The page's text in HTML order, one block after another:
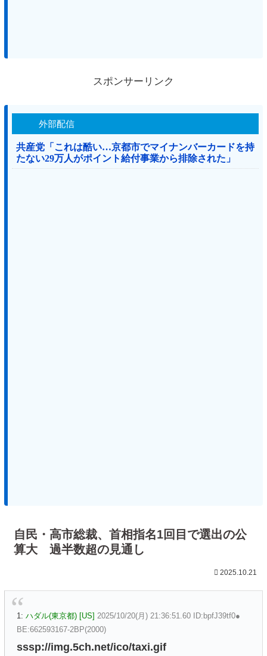
スポンサーリンク
外部配信
共産党「これは酷い…京都市でマイナンバーカードを持
たない29万人がポイント給付事業から排除された」
自民・高市総裁、首相指名1回目で選出の公
算大 過半数超の見通し
2025.10.21
1: ハダル(東京都) [US] 2025/10/20(月) 21:36:51.60 ID:bpfJ39tf0●
BE:662593167-2BP(2000)
sssp://img.5ch.net/ico/taxi.gif